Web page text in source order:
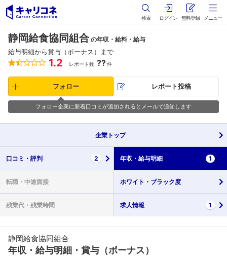
検索 ログイン 無料登録 メニュー
静岡給食協同組合 の年収・給料・給与
給与明細から賞与（ボーナス）まで
1.2 レポート数 ??件
フォロー レポート投稿
フォロー企業に新着口コミが追加されるとメールで通知します
企業 トップ
口コミ・ 評判 2 年収・ 給与明細 1
転職・ 中途面接 ホワイト・ ブラック度
残業代・ 残業時間 求人情報 1
静岡給食協同組合
年収・給与明細・賞与（ボーナス）